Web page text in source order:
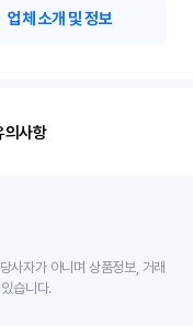
업체 소개 및 정보
의사항
사자가 아니며 상품정보, 거래
습니다.